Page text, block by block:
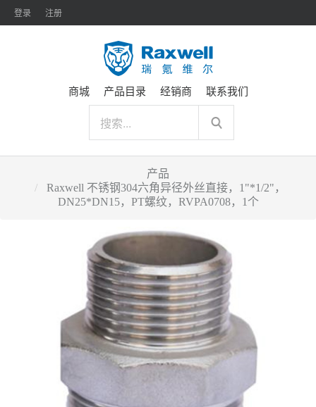
登录 注册
商城 产品目录 经销商 联系我们
产品
Raxwell 不锈钢304六角异径外丝直接，1"*1/2"，
DN25*DN15，PT螺纹，RVPA0708，1个